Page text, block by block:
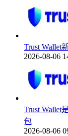
Trust Wallet
2026-08-06
Trust Wallet
包
2026-08-06